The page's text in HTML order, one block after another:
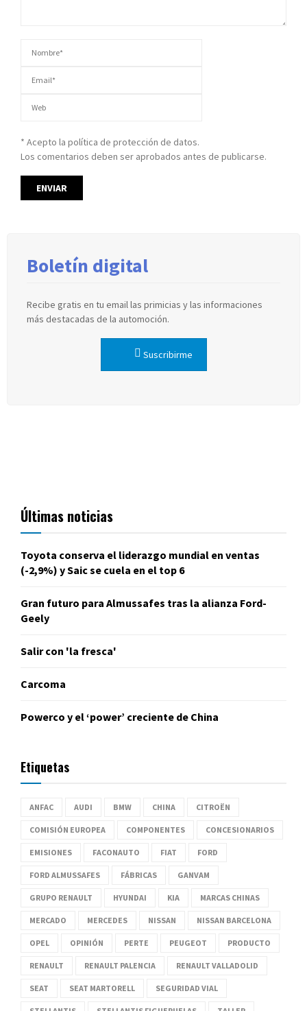
* Acepto la política de protección de datos.
Los comentarios deben ser aprobados antes de publicarse.
Boletín digital
Recibe gratis en tu email las primicias y las informaciones
más destacadas de la automoción.
Suscribirme
Últimas noticias
Toyota conserva el liderazgo mundial en ventas
(-2,9%) y Saic se cuela en el top 6
Gran futuro para Almussafes tras la alianza Ford-
Geely
Salir con 'la fresca'
Carcoma
Powerco y el ‘power’ creciente de China
Etiquetas
ANFAC AUDI BMW CHINA CITROËN
COMISIÓN EUROPEA COMPONENTES CONCESIONARIOS
EMISIONES FACONAUTO FIAT FORD
FORD ALMUSSAFES FÁBRICAS GANVAM
GRUPO RENAULT HYUNDAI KIA MARCAS CHINAS
MERCADO MERCEDES NISSAN NISSAN BARCELONA
OPEL OPINIÓN PERTE PEUGEOT PRODUCTO
RENAULT RENAULT PALENCIA RENAULT VALLADOLID
SEAT SEAT MARTORELL SEGURIDAD VIAL